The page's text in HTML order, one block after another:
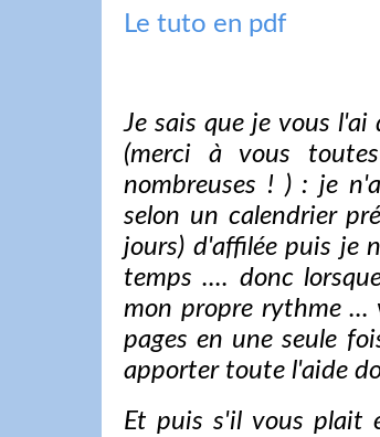
Le tuto en pdf
Je sais que je vous
(merci à vous
nombreuses ! ) : je
selon un calendrier
jours) d'affilée puis je
temps .... donc
mon propre rythme ...
pages en une seule
apporter toute l'aide
Et puis s'il vous plait